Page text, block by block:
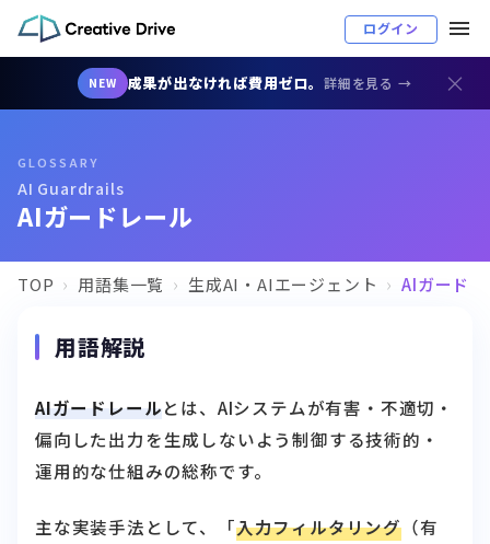
NEW 成果が出なければ費用ゼロ。詳細を見る → ×
ログイン
GLOSSARY
AI Guardrails
AIガードレール
TOP 用語集一覧 生成AI・AIエージェント AIガード
用語解説
AIガードレールとは、AIシステムが有害・不適切・
偏向した出力を生成しないよう制御する技術的・
運用的な仕組みの総称です。
主な実装手法として、「入力フィルタリング （有